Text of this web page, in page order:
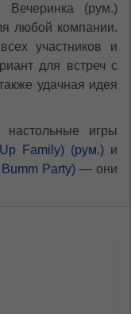
(рум.)
любой компании.
участников и
для встреч с
удачная идея
игры
Family) (рум.) и
Party)— они